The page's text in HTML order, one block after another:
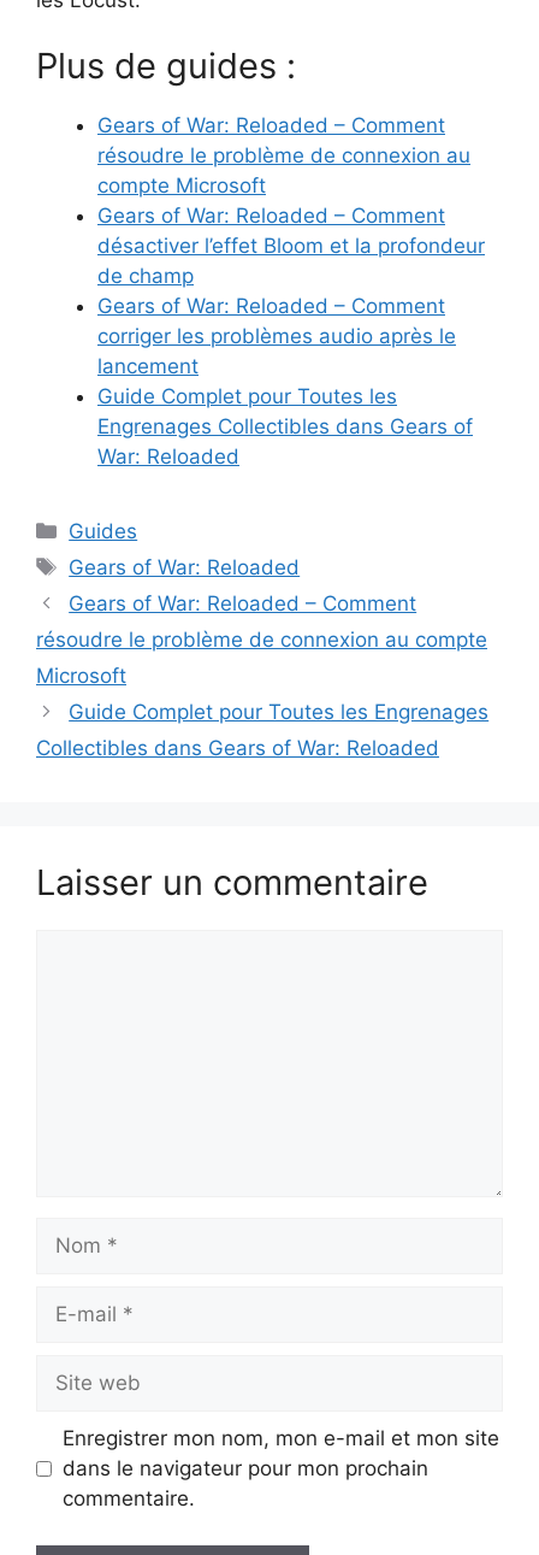
Plus de guides :
Gears of War: Reloaded – Comment
résoudre le problème de connexion au
compte Microsoft
Gears of War: Reloaded – Comment
désactiver l’effet Bloom et la profondeur
de champ
Gears of War: Reloaded – Comment
corriger les problèmes audio après le
lancement
Guide Complet pour Toutes les
Engrenages Collectibles dans Gears of
War: Reloaded
Catégories
Guides
Étiquettes
Gears of War: Reloaded
Gears of War: Reloaded – Comment
résoudre le problème de connexion au compte
Microsoft
Guide Complet pour Toutes les Engrenages
Collectibles dans Gears of War: Reloaded
Laisser un commentaire
Nom
Site
web
Enregistrer mon nom, mon e-mail et mon site
dans le navigateur pour mon prochain
commentaire.